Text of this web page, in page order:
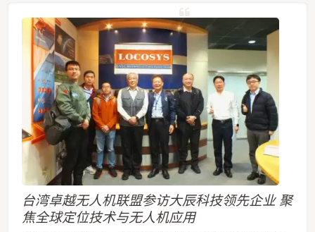
台湾卓越无人机联盟参访大辰科技领先企业 聚
焦全球定位技术与无人机应用